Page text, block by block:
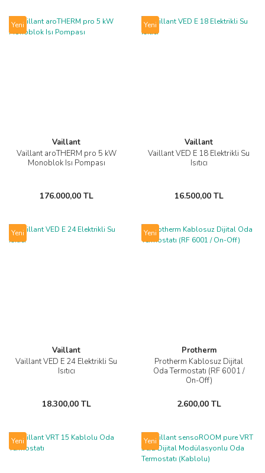
Yeni
Vaillant
Vaillant aroTHERM pro 5 kW
Monoblok Isı Pompası
176.000,00 TL
Yeni
Vaillant
Vaillant VED E 18 Elektrikli Su
Isıtıcı
16.500,00 TL
Yeni
Vaillant
Vaillant VED E 24 Elektrikli Su
Isıtıcı
18.300,00 TL
Yeni
Protherm
Protherm Kablosuz Dijital
Oda Termostatı (RF 6001 /
On-Off)
2.600,00 TL
Yeni Yeni